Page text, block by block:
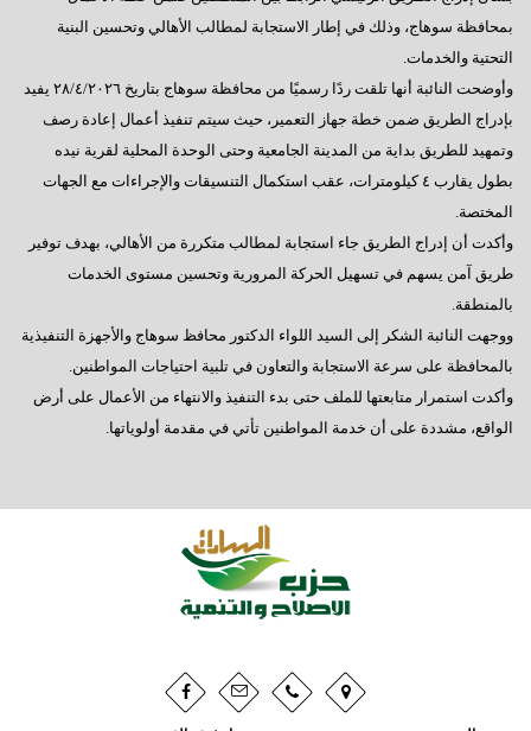
بمحافظة سوهاج، وذلك في إطار الاستجابة لمطالب الأهالي وتحسين البنية
التحتية والخدمات.
وأوضحت النائبة أنها تلقت ردًا رسميًا من محافظة سوهاج بتاريخ ٢٨/٤/٢٠٢٦ يفيد
بإدراج الطريق ضمن خطة جهاز التعمير، حيث سيتم تنفيذ أعمال إعادة رصف
وتمهيد للطريق بداية من المدينة الجامعية وحتى الوحدة المحلية لقرية نيده
بطول يقارب ٤ كيلومترات، عقب استكمال التنسيقات والإجراءات مع الجهات
المختصة.
وأكدت أن إدراج الطريق جاء استجابة لمطالب متكررة من الأهالي، بهدف توفير
طريق آمن يسهم في تسهيل الحركة المرورية وتحسين مستوى الخدمات
بالمنطقة.
ووجهت النائبة الشكر إلى السيد اللواء الدكتور محافظ سوهاج والأجهزة التنفيذية
بالمحافظة على سرعة الاستجابة والتعاون في تلبية احتياجات المواطنين.
وأكدت استمرار متابعتها للملف حتى بدء التنفيذ والانتهاء من الأعمال على أرض
الواقع، مشددة على أن خدمة المواطنين تأتي في مقدمة أولوياتها.